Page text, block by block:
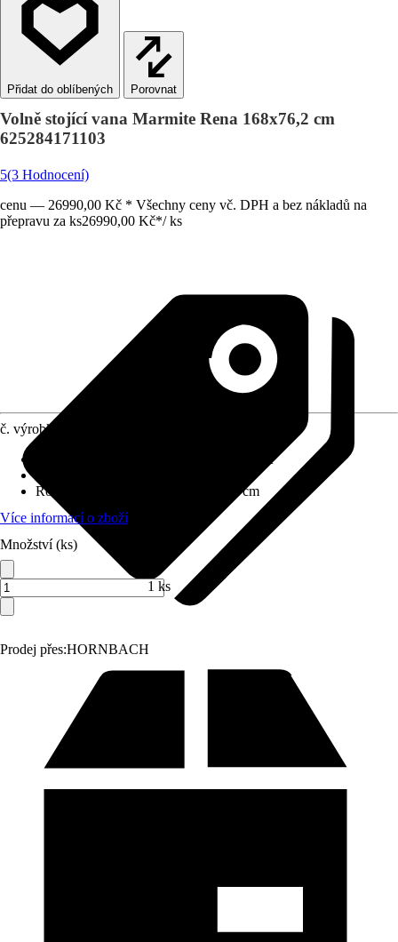
Porovnat
Volně stojící vana Marmite Rena 168x76,2 cm
625284171103
5(3 Hodnocení)
cenu — 26990,00 Kč * Všechny ceny vč. DPH a bez nákladů na
přepravu za ks26990,00 Kč*/ ks
Prodej přes:HORNBACH
č. výrobku
Minerální kompozit
Rozměry (DxŠxV)
168 x 76.2 x 70 cm
Více informací o zboží
Množství (ks)
1 ks